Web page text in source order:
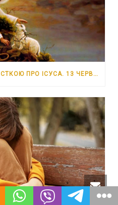
УРОК №12. ПОДІЛІТЬСЯ ВІСТКОЮ ПРО ІСУСА. 13 ЧЕРВНЯ – 19 ЧЕРВНЯ 2026 РОКУ